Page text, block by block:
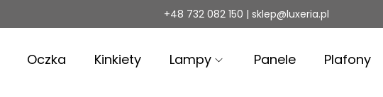
+48 732 082 150 | sklep@luxeria.pl
Oczka Kinkiety Lampy Panele Plafony